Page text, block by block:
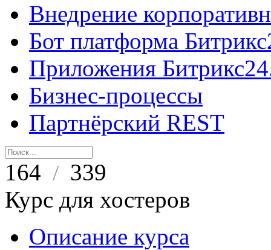
Внедрение
Бот платформа
Приложения
Бизнес-процессы
Партнёрский REST
164 / 339
Курс для хостеров
Описание курса